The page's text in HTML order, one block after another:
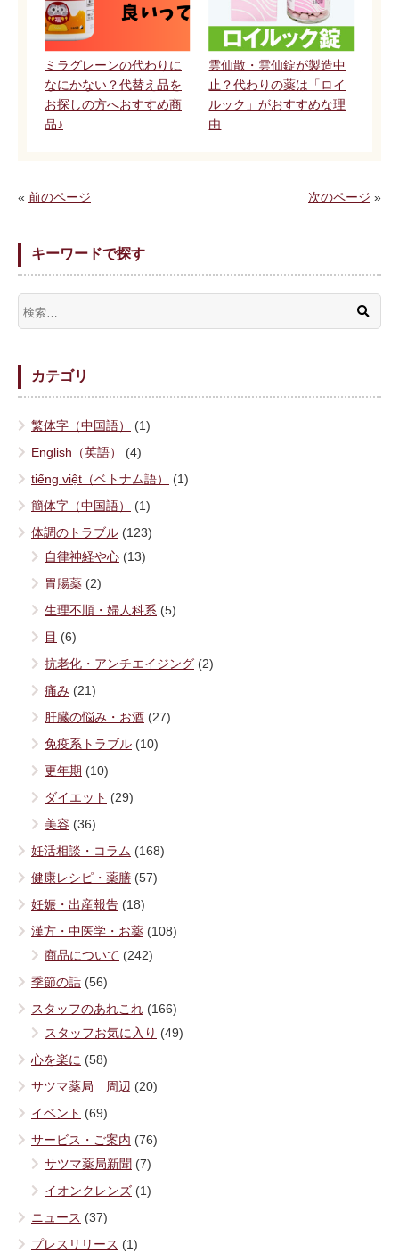
ミラグレーンの代わりに
なにかない？代替え品を
お探しの方へおすすめ商
品♪
雲仙散・雲仙錠が製造中
止？代わりの薬は「ロイ
ルック」がおすすめな理
由
« 前のページ 次のページ »
キーワードで探す
カテゴリ
繁体字（中国語）
(1)
English（英語）
(4)
tiếng việt（ベトナム語）
(1)
簡体字（中国語）
(1)
体調のトラブル (123)
自律神経や心 (13)
胃腸薬 (2)
生理不順・婦人科系 (5)
目 (6)
抗老化・アンチエイジング (2)
痛み (21)
肝臓の悩み・お酒 (27)
免疫系トラブル (10)
更年期 (10)
ダイエット (29)
美容 (36)
妊活相談・コラム (168)
健康レシピ・薬膳 (57)
妊娠・出産報告 (18)
漢方・中医学・お薬 (108)
商品について (242)
季節の話 (56)
スタッフのあれこれ (166)
スタッフお気に入り (49)
心を楽に (58)
サツマ薬局 周辺 (20)
イベント (69)
サービス・ご案内 (76)
サツマ薬局新聞 (7)
イオンクレンズ (1)
ニュース (37)
プレスリリース (1)